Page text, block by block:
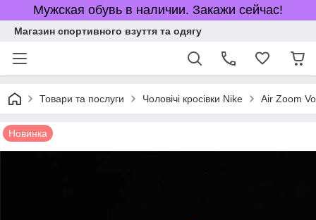
Мужская обувь в наличии. Закажи сейчас!
Магазин спортивного взуття та одягу
Товари та послуги Чоловічі кросівки Nike Air Zoom
Новинка